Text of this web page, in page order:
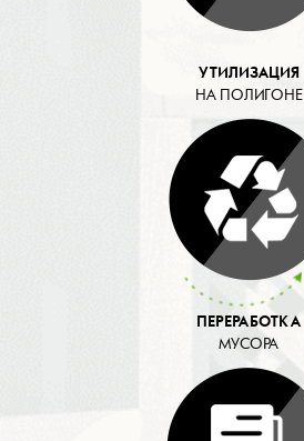
УТИЛИЗАЦИЯ
НА ПОЛИГОНЕ
ПЕРЕРАБОТКА
МУСОРА